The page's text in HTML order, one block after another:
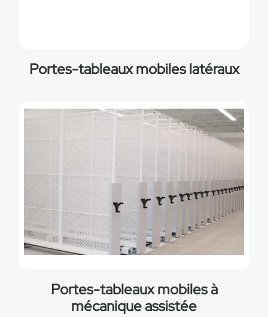
Portes-tableaux mobiles latéraux
Portes-tableaux mobiles à
mécanique assistée